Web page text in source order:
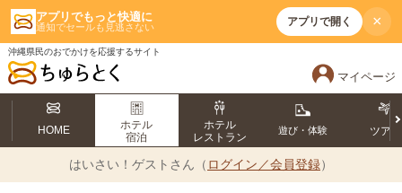
アプリでもっと快適に
通知でセールも見逃さない アプリで開く ×
沖縄県民のおでかけを応援するサイト
マイページ
HOME
ホテル
宿泊
ホテル
レストラン
遊び・体験 ツアー
はいさい！ ゲストさん（ ログイン／会員登録）